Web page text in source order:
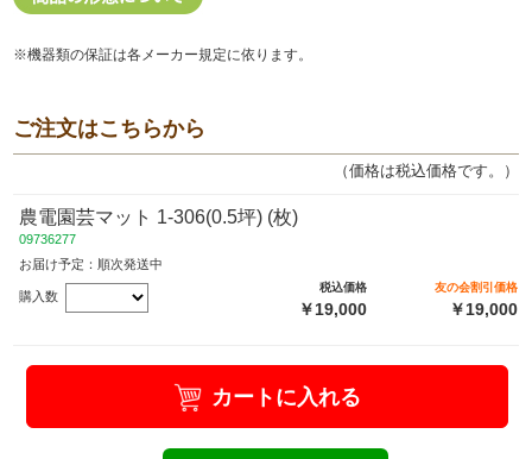
※機器類の保証は各メーカー規定に依ります。
ご注文はこちらから
（価格は税込価格です。）
農電園芸マット 1-306(0.5坪) (枚)
09736277
お届け予定：順次発送中
購入数
税込価格
￥19,000
友の会割引価格
￥19,000
カートに入れる